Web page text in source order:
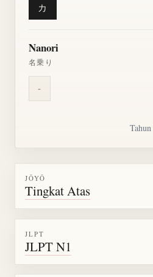
カ
Nanori
名乗り
-
JŌYŌ
Tingkat Atas
JLPT
JLPT N1